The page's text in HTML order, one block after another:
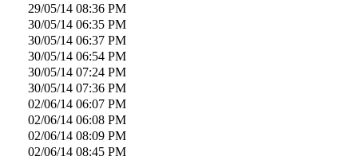
29/05/14 08:36 PM
30/05/14 06:35 PM
30/05/14 06:37 PM
30/05/14 06:54 PM
30/05/14 07:24 PM
30/05/14 07:36 PM
02/06/14 06:07 PM
02/06/14 06:08 PM
02/06/14 08:09 PM
02/06/14 08:45 PM